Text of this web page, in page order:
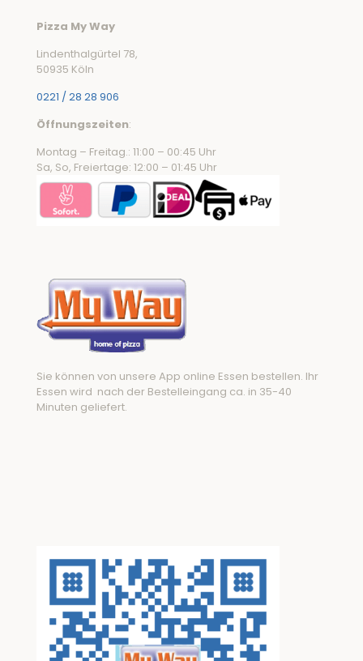
Pizza My Way
Lindenthalgürtel 78,
50935 Köln
0221 / 28 28 906
Öffnungszeiten:
Montag – Freitag.: 11:00 – 00:45 Uhr
Sa, So, Freiertage: 12:00 – 01:45 Uhr
Sie können von unsere App online Essen bestellen. Ihr
Essen wird nach der Bestelleingang ca. in 35-40
Minuten geliefert.